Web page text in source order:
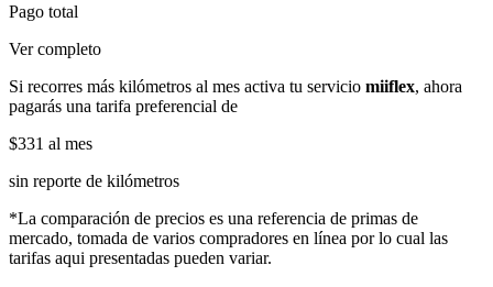
Pago total
Ver completo
Si recorres más kilómetros al mes activa tu servicio miiflex, ahora
pagarás una tarifa preferencial de
$331 al mes
sin reporte de kilómetros
*La comparación de precios es una referencia de primas de
mercado, tomada de varios compradores en línea por lo cual las
tarifas aqui presentadas pueden variar.